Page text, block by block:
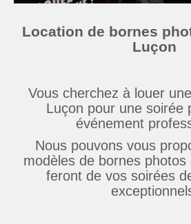
Location de bornes
Luçon
Vous cherchez à louer
Luçon pour une soirée
événement
Nous pouvons vous
modèles de bornes photos
feront de vos soirées